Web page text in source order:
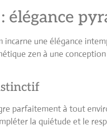
élégance
une élégance
zen à une
parfaitement à tout
la quiétude et le